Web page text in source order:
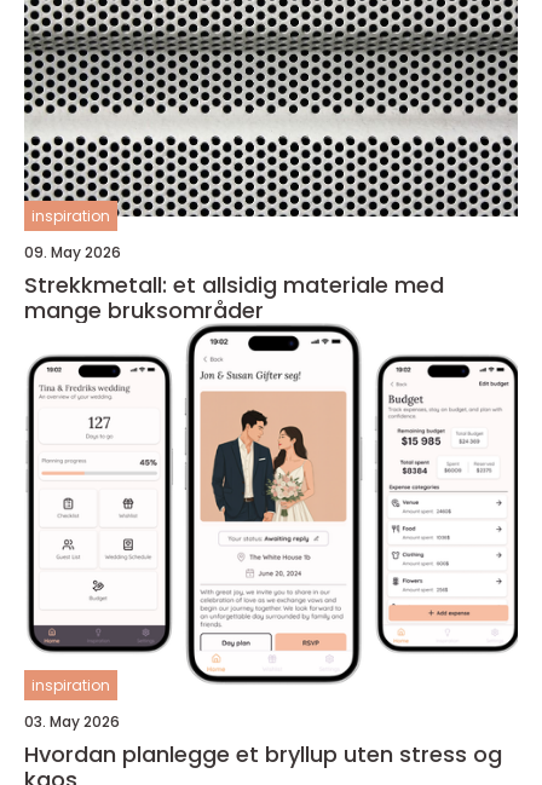
inspiration
09. May 2026
Strekkmetall: et allsidig materiale med
mange bruksområder
inspiration
03. May 2026
Hvordan planlegge et bryllup uten stress og